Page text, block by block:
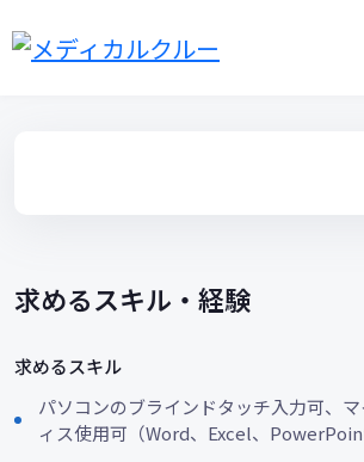
ン
求めるスキル・経験
求めるスキル
パソコンのブラインドタッチ入力可、
ィス使用可（Word、Excel、PowerPoint